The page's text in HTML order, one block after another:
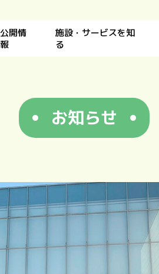
公開情
報
施設・サービスを知
る
お知らせ